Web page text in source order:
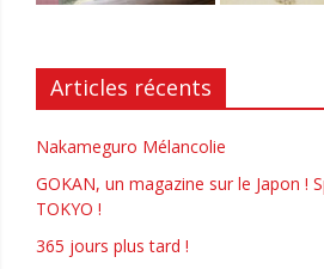
Articles récents
Nakameguro Mélancolie
GOKAN, un magazine sur le Japon !
TOKYO !
365 jours plus tard !